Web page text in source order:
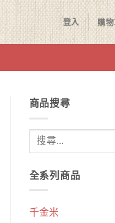
登入 購
商品搜尋
全系列商品
千金米